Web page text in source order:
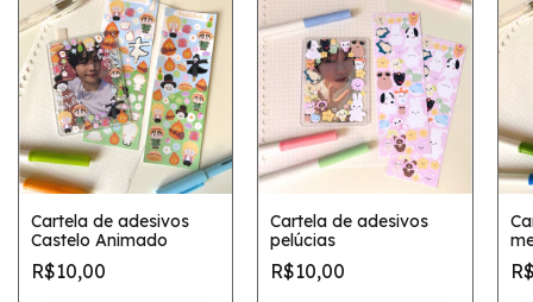
Cartela de adesivos
Castelo Animado
R$10,00
Cartela de adesivos
pelúcias
R$10,00